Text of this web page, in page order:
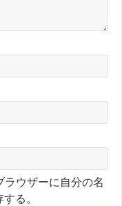
ラウザーに自分の名
る。